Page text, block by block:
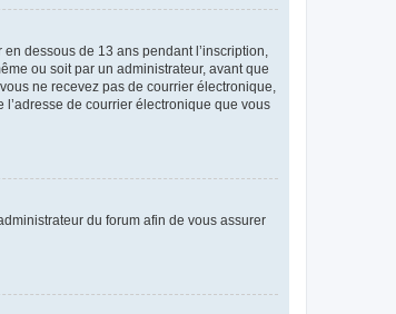
dessous de 13 ans pendant l’inscription,
ou soit par un administrateur, avant que
ne recevez pas de courrier électronique,
de courrier électronique que vous
du forum afin de vous assurer